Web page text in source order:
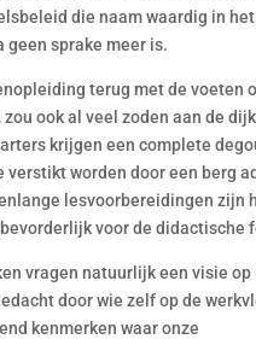
die naam waardig in het
geen sprake meer is.
terug met de voeten
zou ook al veel zoden aan de
krijgen een complete
verstikt worden door een berg
lesvoorbereidingen zijn
voor de didactische
vragen natuurlijk een visie
door wie zelf op de
kenmerken waar onze